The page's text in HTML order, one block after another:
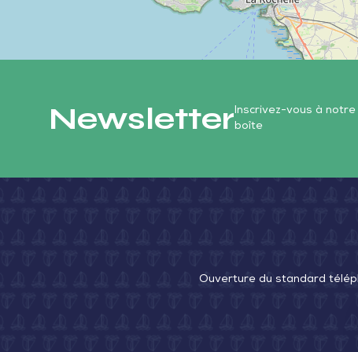
NewsletterInscrivez-vous à
boîte
Ouverture du standard